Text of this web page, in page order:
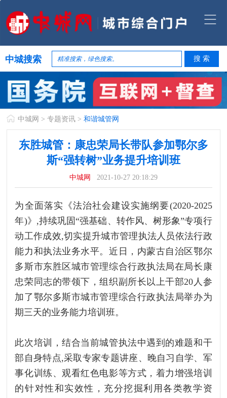
中城搜索
中城网 >专题资讯 >和谐城管网
东胜城管：康忠荣局长带队参加鄂尔多
斯“强转树”业务提升培训班
中城网 2021-10-27 20:18:29
为全面落实《法治社会建设实施纲要(2020-2025
年)》,持续巩固“强基础、转作风、树形象”专项行
动工作成效,切实提升城市管理执法人员依法行政
能力和执法业务水平。近日，内蒙古自治区鄂尔
多斯市东胜区城市管理综合行政执法局在局长康
忠荣同志的带领下，组织副所长以上干部20人参
加了鄂尔多斯市城市管理综合行政执法局举办为
期三天的业务能力培训班。
此次培训，结合当前城管执法中遇到的难题和干
部自身特点,采取专家专题讲座、晚自习自学、军
事化训练、观看红色电影等方式，着力增强培训
的针对性和实效性，充分挖掘利用各类教学资